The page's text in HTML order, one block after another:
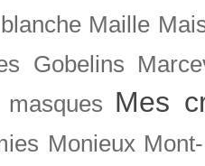
Maille
Gobelins
masques Mes
Monieux